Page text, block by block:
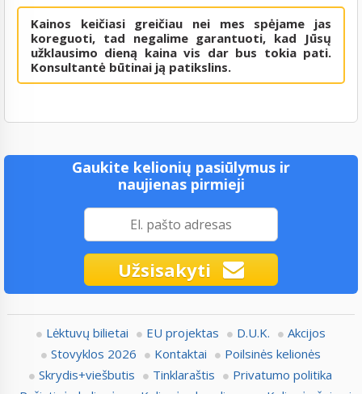
Kainos keičiasi greičiau nei mes spėjame jas
koreguoti, tad negalime garantuoti, kad Jūsų
užklausimo dieną kaina vis dar bus tokia pati.
Konsultantė būtinai ją patikslins.
Gaukite kelionių pasiūlymus ir
naujienas pirmieji
Užsisakyti
Lėktuvų bilietai EU projektas D.U.K.
Akcijos
Stovyklos 2026
Kontaktai
Poilsinės kelionės
Skrydis+viešbutis
Tinklaraštis
Privatumo politika